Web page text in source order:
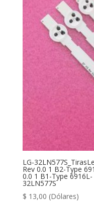
LG-
Rev 0.0 1 B2-Type
0.0 1 B1-Type
32LN577S
$ 13,00 (Dólares)